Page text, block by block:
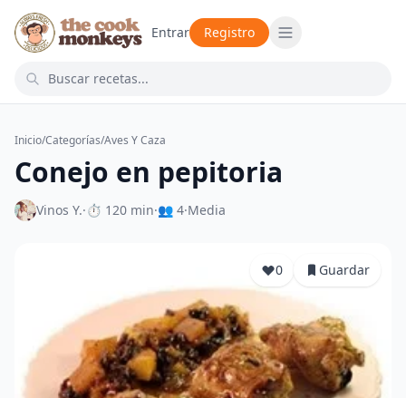
Entrar Registro
Inicio/Categorías/Aves Y Caza
Conejo en pepitoria
Vinos Y.·⏱ 120 min·👥 4·Media
0 Guardar